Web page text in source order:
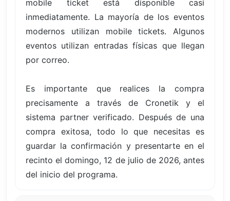
mobile ticket está disponible casi
inmediatamente. La mayoría de los eventos
modernos utilizan mobile tickets. Algunos
eventos utilizan entradas físicas que llegan
por correo.
Es importante que realices la compra
precisamente a través de Cronetik y el
sistema partner verificado. Después de una
compra exitosa, todo lo que necesitas es
guardar la confirmación y presentarte en el
recinto el domingo, 12 de julio de 2026, antes
del inicio del programa.